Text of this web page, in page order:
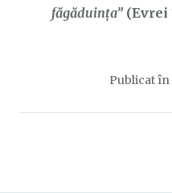
făgăduinţa” (Evrei
Publicat în